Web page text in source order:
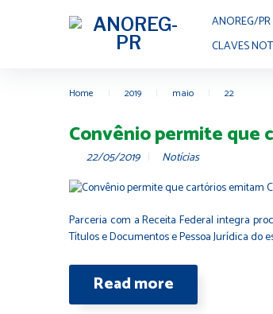
ANOREG/PR
CLAVES
Home 2019 maio 22
Convênio permite que
22/05/2019 Notícias
Parceria com a Receita Federal integra
Títulos e Documentos e Pessoa Jurídica do
Read more